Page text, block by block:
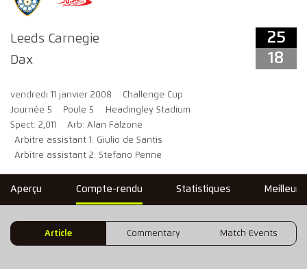
Leeds Carnegie
Dax
25
18
vendredi 11 janvier 2008
Challenge Cup
Journée 5
Poule 5
Headingley Stadium
Spect: 2,011
Arb: Alan Falzone
Arbitre assistant 1: Giulio de Santis
Arbitre assistant 2: Stefano Penne
Aperçu Compte-rendu Statistiques
Article Commentary Match Events